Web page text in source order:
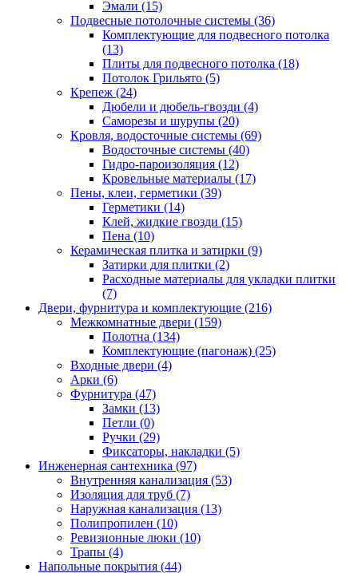
Эмали (15)
Подвесные потолочные системы (36)
Комплектующие для подвесного потолка
(13)
Плиты для подвесного потолка (18)
Потолок Грильято (5)
Крепеж (24)
Дюбели и дюбель-гвозди (4)
Саморезы и шурупы (20)
Кровля, водосточные системы (69)
Водосточные системы (40)
Гидро-пароизоляция (12)
Кровельные материалы (17)
Пены, клеи, герметики (39)
Герметики (14)
Клей, жидкие гвозди (15)
Пена (10)
Керамическая плитка и затирки (9)
Затирки для плитки (2)
Расходные материалы для укладки плитки
(7)
Двери, фурнитура и комплектующие (216)
Межкомнатные двери (159)
Полотна (134)
Комплектующие (пагонаж) (25)
Входные двери (4)
Арки (6)
Фурнитура (47)
Замки (13)
Петли (0)
Ручки (29)
Фиксаторы, накладки (5)
Инженерная сантехника (97)
Внутренняя канализация (53)
Изоляция для труб (7)
Наружная канализация (13)
Полипропилен (10)
Ревизионные люки (10)
Трапы (4)
Напольные покрытия (44)